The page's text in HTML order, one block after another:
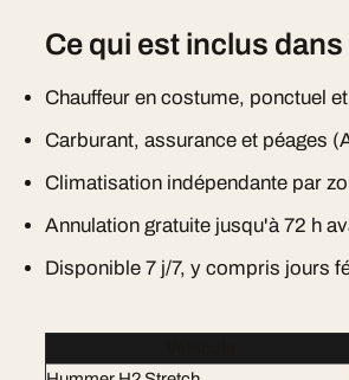
Ce qui est inclus
Chauffeur en costume, ponctuel
Carburant, assurance et péages
Climatisation indépendante par
Annulation gratuite jusqu'à 72 h
Disponible 7 j/7, y compris jours